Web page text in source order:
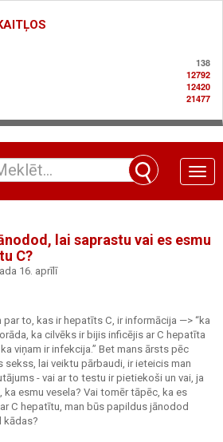
138
12792
12420
21477
Toggle
lai saprastu vai es esmu
C?
16. aprīlī
par to, kas ir hepatīts C, ir informācija —> “ka
ka cilvēks ir bijis inficējis ar C hepatīta
viņam ir infekcija.” Bet mans ārsts pēc
sekss, lai veiktu pārbaudi, ir ieteicis man
- vai ar to testu ir pietiekoši un vai, ja
esmu vesela? Vai tomēr tāpēc, ka es
C hepatītu, man būs papildus jānodod
kādas?